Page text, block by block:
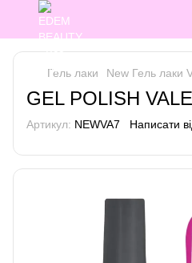
Гель лаки New Гель лаки
GEL POLISH
Артикул: NEWVA7 Написати